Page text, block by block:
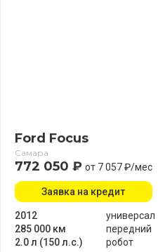
Ford Focus
Самара
772 050 ₽ от 7 057 ₽/мес
2012
285 000 км
2.0 л (150 л.с.)
универсал
передний
робот
Заявка на кредит